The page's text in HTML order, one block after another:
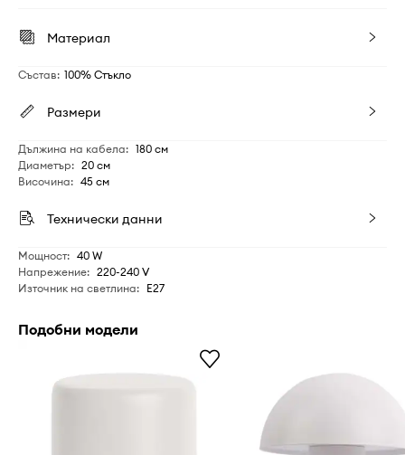
Материал
Състав: 100% Стъкло
Размери
Дължина на кабела: 180 см
Диаметър: 20 см
Височина: 45 см
Технически данни
Мощност: 40 W
Напрежение: 220-240 V
Източник на светлина: E27
Подобни модели